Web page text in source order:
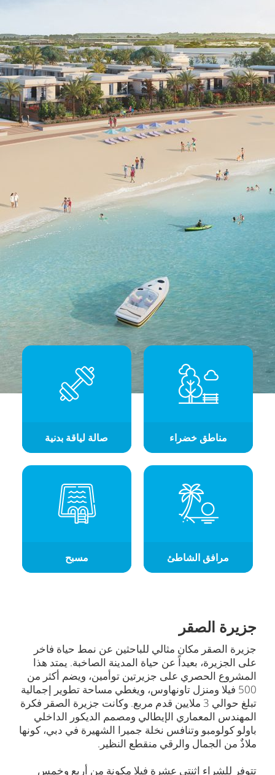
صالة لياقة بدنية مناطق خضراء
مسبح مرافق الشاطئ
جزيرة الصقر
جزيرة الصقر مكان مثالي للباحثين عن نمط حياة فاخر
على الجزيرة، بعيداً عن حياة المدينة الصاخبة. يمتد هذا
المشروع الحصري على جزيرتين توأمين، ويضم أكثر من
500 فيلا ومنزل تاونهاوس، ويغطي مساحة تطوير إجمالية
تبلغ حوالي 3 ملايين قدم مربع. وكانت جزيرة الصقر فكرة
المهندس المعماري الإيطالي ومصمم الديكور الداخلي
باولو كولومبو وتنافس نخلة جميرا الشهيرة في دبي، كونها
ملاذٌ من الجمال والرقي منقطع النظير.
تتوفر للشراء اثنتي عشرة فيلا مكونة من أربع وخمس